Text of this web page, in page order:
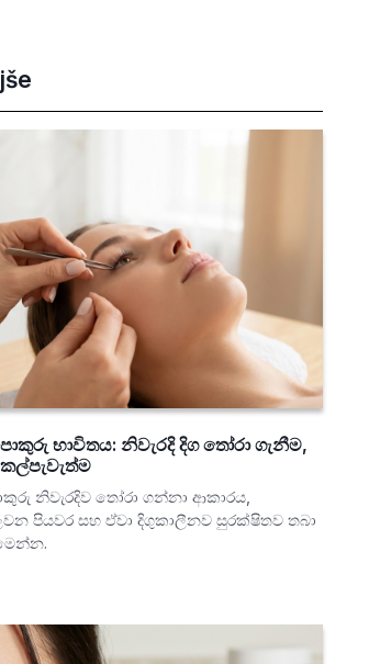
භාවිතය: නිවැරදි දිග තෝරා ගැනීම,
නිවැරදිව තෝරා ගන්නා ආකාරය,
පියවර සහ ඒවා දිගුකාලීනව සුරක්ෂිතව තබා